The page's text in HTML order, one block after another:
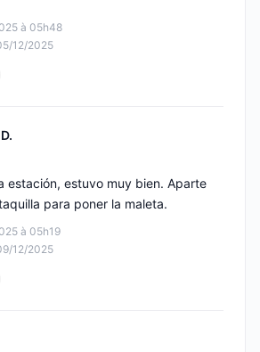
à 05h48
12/2025
à 05h19
12/2025
estación, estuvo muy bien. Aparte
para poner la maleta.